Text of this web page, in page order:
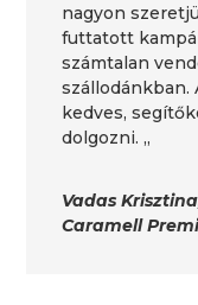
nagyon
futtatott
számtalan
szállodánkban.
kedves,
dolgozni. „
Vadas
Caramell